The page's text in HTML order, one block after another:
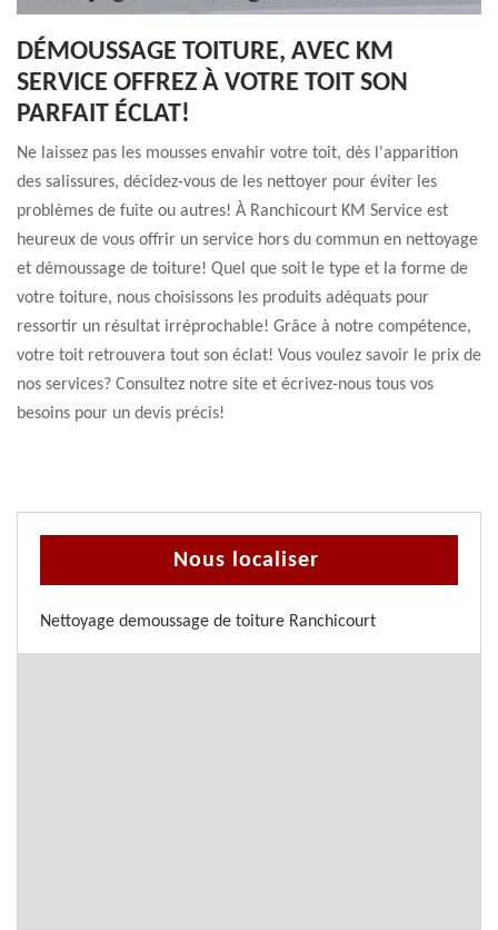
DÉMOUSSAGE TOITURE, AVEC KM
SERVICE OFFREZ À VOTRE TOIT SON
PARFAIT ÉCLAT!
Ne laissez pas les mousses envahir votre toit, dès l'apparition
des salissures, décidez-vous de les nettoyer pour éviter les
problèmes de fuite ou autres! À Ranchicourt KM Service est
heureux de vous offrir un service hors du commun en nettoyage
et démoussage de toiture! Quel que soit le type et la forme de
votre toiture, nous choisissons les produits adéquats pour
ressortir un résultat irréprochable! Grâce à notre compétence,
votre toit retrouvera tout son éclat! Vous voulez savoir le prix de
nos services? Consultez notre site et écrivez-nous tous vos
besoins pour un devis précis!
Nous localiser
Nettoyage demoussage de toiture Ranchicourt